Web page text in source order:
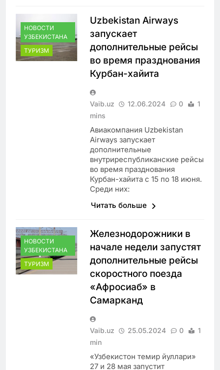
НОВОСТИ
УЗБЕКИСТАНА
ТУРИЗМ
Uzbekistan Airways
запускает
дополнительные рейсы
во время празднования
Курбан-хайита
Vaib.uz 12.06.2024 0
1
mins
Авиакомпания Uzbekistan
Airways запускает
дополнительные
внутриреспубликанские рейсы
во время празднования
Курбан-хайита с 15 по 18 июня.
Среди них:
Читать больше
НОВОСТИ
УЗБЕКИСТАНА
ТУРИЗМ
Железнодорожники в
начале недели запустят
дополнительные рейсы
скоростного поезда
«Афросиаб» в
Самарканд
Vaib.uz 25.05.2024 0
1
min
«Узбекистон темир йуллари»
27 и 28 мая запустит